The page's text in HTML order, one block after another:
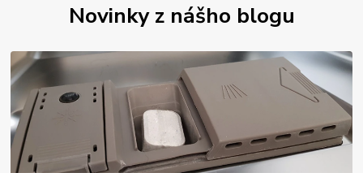
Novinky z nášho blogu